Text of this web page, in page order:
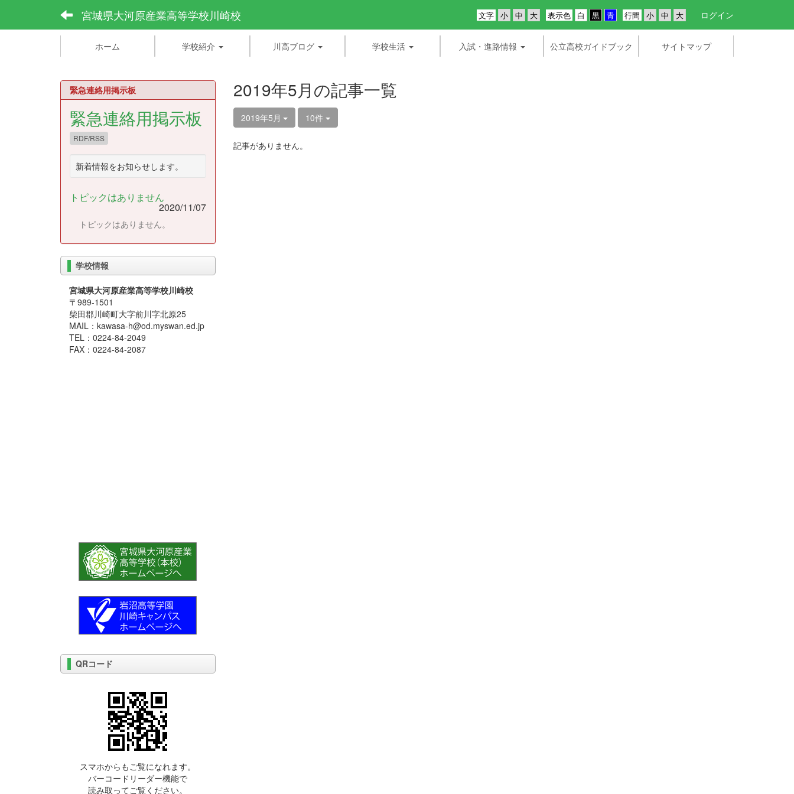
宮城県大河原産業高等学校川崎校 行間
表示色
文字 ログイン
ホーム 学校紹介 川高ブログ 学校生活 入試・進路情報 公立高校ガイドブック サイトマップ
2019年5月の記事一覧
2019年5月 10件
記事がありません。
緊急連絡用掲示板
緊急連絡用掲示板
RDF/RSS
新着情報をお知らせします。
トピックはありません
2020/11/07
トピックはありません。
学校情報
宮城県大河原産業高等学校川崎校
〒989-1501
柴田郡川崎町大字前川字北原25
MAIL：kawasa-h@od.myswan.ed.jp
TEL：0224-84-2049
FAX：0224-84-2087
QRコード
スマホからもご覧になれます。
バーコードリーダー機能で
読み取ってご覧ください。